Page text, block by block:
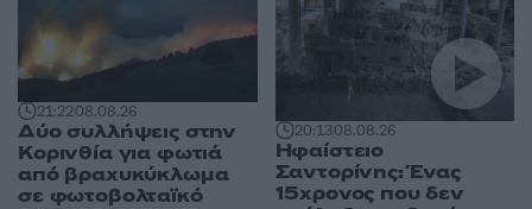
21:2208.08.26
Δύο συλλήψεις στην
Κορινθία για φωτιά
από βραχυκύκλωμα
σε φωτοβολταϊκό
20:1308.08.26
Ηφαίστειο
Σαντορίνης: Ένας
15χρονος που δεν